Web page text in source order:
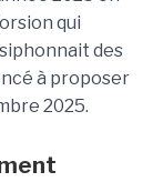
qui
des
à proposer
2025.